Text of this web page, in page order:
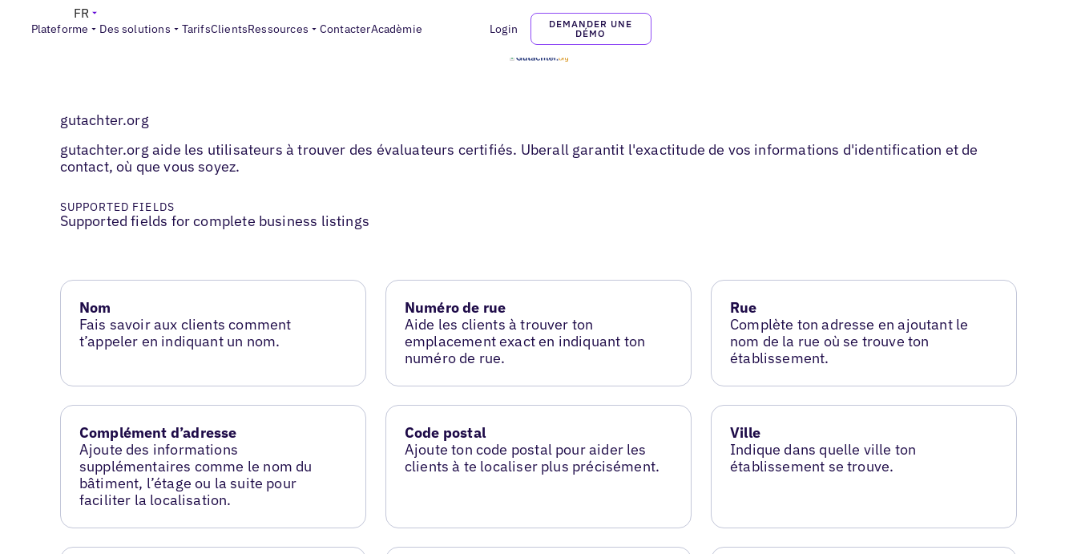
Plateforme Des solutions TarifsClientsRessources ContacterAcadèmie Login
DEMANDER UNE
DÉMO
FR
gutachter.org
gutachter.org aide les utilisateurs à trouver des évaluateurs certifiés. Uberall garantit l'exactitude de vos informations d'identification et de
contact, où que vous soyez.
SUPPORTED FIELDS
Supported fields for complete business listings
Nom
Fais savoir aux clients comment
t’appeler en indiquant un nom.
Numéro de rue
Aide les clients à trouver ton
emplacement exact en indiquant ton
numéro de rue.
Rue
Complète ton adresse en ajoutant le
nom de la rue où se trouve ton
établissement.
Complément d’adresse
Ajoute des informations
supplémentaires comme le nom du
bâtiment, l’étage ou la suite pour
faciliter la localisation.
Code postal
Ajoute ton code postal pour aider les
clients à te localiser plus précisément.
Ville
Indique dans quelle ville ton
établissement se trouve.